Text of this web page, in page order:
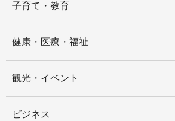
子育て・教育
健康・医療・福祉
観光・イベント
ビジネス